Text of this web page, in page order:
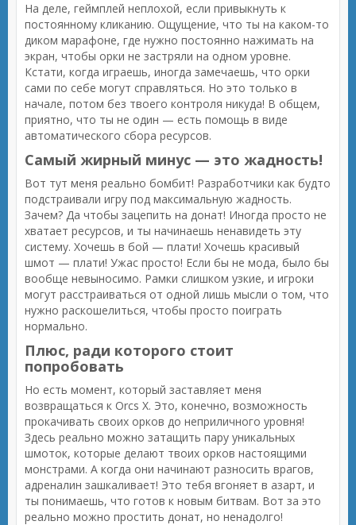
На деле, геймплей неплохой, если привыкнуть к
постоянному кликанию. Ощущение, что ты на каком-то
диком марафоне, где нужно постоянно нажимать на
экран, чтобы орки не застряли на одном уровне.
Кстати, когда играешь, иногда замечаешь, что орки
сами по себе могут справляться. Но это только в
начале, потом без твоего контроля никуда! В общем,
приятно, что ты не один — есть помощь в виде
автоматического сбора ресурсов.
Самый жирный минус — это жадность!
Вот тут меня реально бомбит! Разработчики как будто
подстраивали игру под максимальную жадность.
Зачем? Да чтобы зацепить на донат! Иногда просто не
хватает ресурсов, и ты начинаешь ненавидеть эту
систему. Хочешь в бой — плати! Хочешь красивый
шмот — плати! Ужас просто! Если бы не мода, было бы
вообще невыносимо. Рамки слишком узкие, и игроки
могут расстраиваться от одной лишь мысли о том, что
нужно раскошелиться, чтобы просто поиграть
нормально.
Плюс, ради которого стоит
попробовать
Но есть момент, который заставляет меня
возвращаться к Orcs X. Это, конечно, возможность
прокачивать своих орков до неприличного уровня!
Здесь реально можно затащить пару уникальных
шмоток, которые делают твоих орков настоящими
монстрами. А когда они начинают разносить врагов,
адреналин зашкаливает! Это тебя вгоняет в азарт, и
ты понимаешь, что готов к новым битвам. Вот за это
реально можно простить донат, но ненадолго!